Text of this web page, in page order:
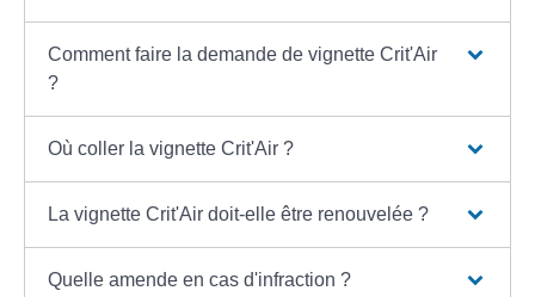
Comment faire la demande de vignette Crit'Air
?
Où coller la vignette Crit'Air ?
La vignette Crit'Air doit-elle être renouvelée ?
Quelle amende en cas d'infraction ?